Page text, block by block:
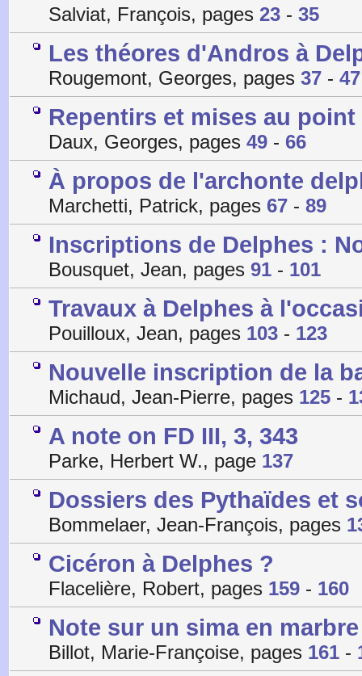
Salviat, François, pages 23 - 35
Les théores d'Andros à
Rougemont, Georges, pages 37 - 47
Repentirs et mises au point
Daux, Georges, pages 49 - 66
À propos de l'archonte
Marchetti, Patrick, pages 67 - 89
Inscriptions de Delphes :
Bousquet, Jean, pages 91 - 101
Travaux à Delphes à
Pouilloux, Jean, pages 103 - 123
Nouvelle inscription de la
Michaud, Jean-Pierre, pages 125 -
A note on FD III, 3, 343
Parke, Herbert W., page 137
Dossiers des Pythaïdes et
Bommelaer, Jean-François, pages
Cicéron à Delphes ?
Flacelière, Robert, pages 159 - 160
Note sur un sima en
Billot, Marie-Françoise, pages 161 -